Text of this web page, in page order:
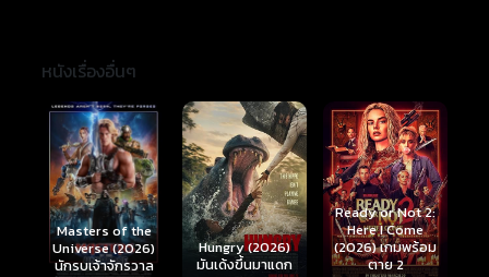
หนังเรื่องอื่นๆ
Masters of the
Universe (2026)
นักรบเจ้าจักรวาล
Hungry (2026)
มันเด้งขึ้นมาแดก
Ready or Not 2:
Here I Come
(2026) เกมพร้อม
ตาย 2